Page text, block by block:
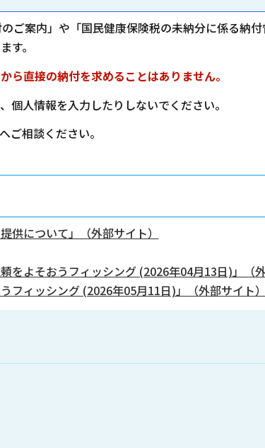
ご案内」や「国民健康保険税の未納分に係る納
す。
直接の納付を求めることはありません。
人情報を入力したりしないでください。
ご相談ください。
供について」（外部サイト）
よそおうフィッシング (2026年04月13日)」（外
ィッシング (2026年05月11日)」（外部サイト）